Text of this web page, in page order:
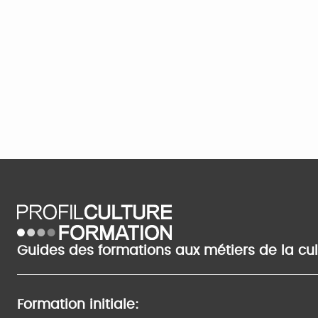
Guides des formations aux métiers de la
Formation initiale: